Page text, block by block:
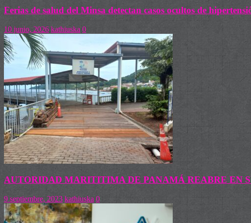
Ferias de salud del Minsa detectan casos ocultos de
10 junio, 2026 kathiuska 0
AUTORIDAD MARITITIMA DE PANAMÁ REABRE EN
9 septiembre, 2023 kathiuska 0